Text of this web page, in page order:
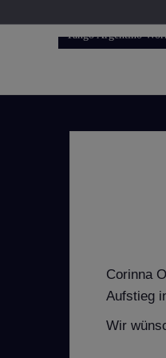
Tango Argentino
Corinna
Aufstieg
Wir